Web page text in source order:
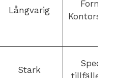
Långvarig
Stark
tillfällen,